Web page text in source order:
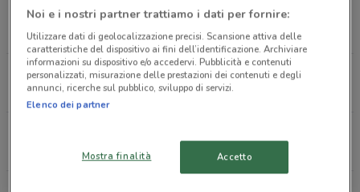
Via Enrico Fermi 4 Curno
1.1 km
Via Lecco, 20/N Mozzo
1.2 km
3.3 km
Noi e i nostri partner trattiamo i dati per fornire:
Utilizzare dati di geolocalizzazione precisi. Scansione attiva delle
caratteristiche del dispositivo ai fini dell’identificazione. Archiviare
informazioni su dispositivo e/o accedervi. Pubblicità e contenuti
personalizzati, misurazione delle prestazioni dei contenuti e degli
annunci, ricerche sul pubblico, sviluppo di servizi.
Elenco dei partner
Mostra finalità Accetto